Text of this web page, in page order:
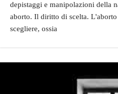
depistaggi e manipolazioni della
aborto. Il diritto di scelta.
scegliere, ossia